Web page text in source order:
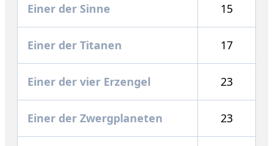
Einer der Sinne 15
Einer der Titanen 17
Einer der vier Erzengel 23
Einer der Zwergplaneten 23